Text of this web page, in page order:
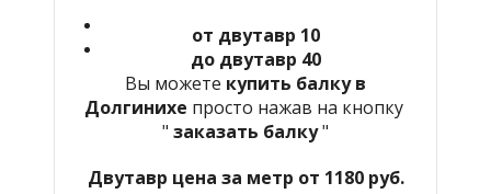
от двутавр 10
до двутавр 40
Вы можете купить балку в
Долгинихе просто нажав на кнопку
" заказать балку"
Двутавр цена за метр от 1180 руб.